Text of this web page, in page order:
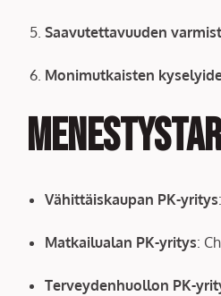
Saavutettavuuden
Monimutkaisten
Vähittäiskaupan PK-yritys
Matkailualan PK-yritys:
Terveydenhuollon PK-